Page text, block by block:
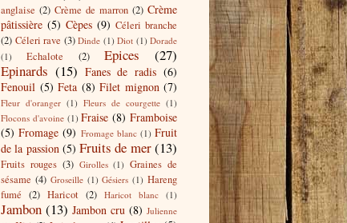
anglaise (2) Crème de marron (2) Crème
pâtissière (5) Cèpes (9) Céleri branche
(2) Céleri rave (3) Dinde (1) Diot (1) Dorade
(1)
Echalote (2) Epices
(27)
Epinards (15) Fanes de radis (6)
Fenouil (5) Feta (8) Filet mignon (7)
Fleur d'oranger (1) Fleurs de courgette (1)
Flocons d'avoine (1) Fraise (8) Framboise
(5) Fromage (9) Fromage blanc (1) Fruit
de la passion (5) Fruits de mer(13)
Fruits rouges (3) Girolles (1) Graines de
sésame (4) Groseille (1) Gésiers (1) Hareng
fumé (2) Haricot (2) Haricot blanc (1)
Jambon (13) Jambon cru (8) Julienne